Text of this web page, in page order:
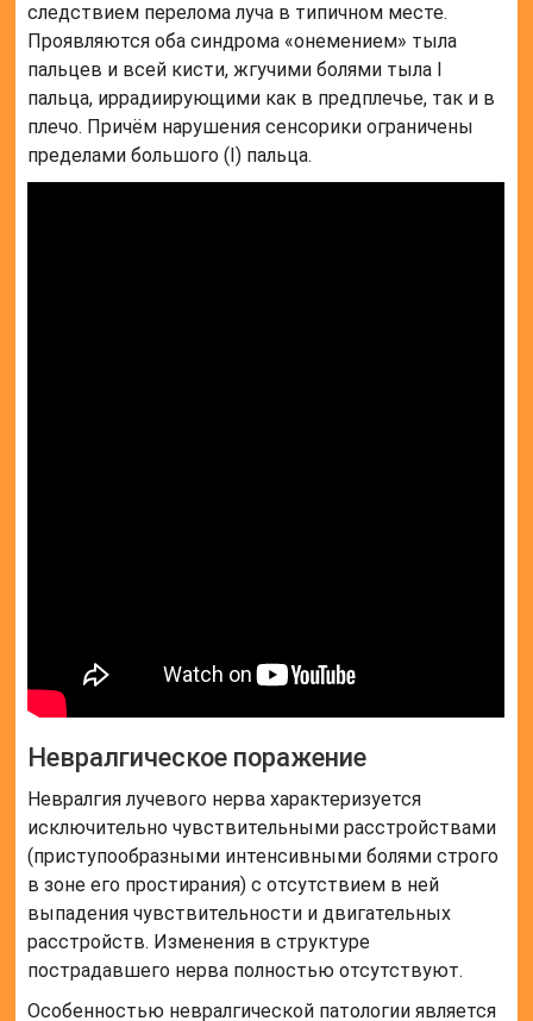
следствием перелома луча в типичном месте.
Проявляются оба синдрома «онемением» тыла
пальцев и всей кисти, жгучими болями тыла I
пальца, иррадиирующими как в предплечье, так и в
плечо. Причём нарушения сенсорики ограничены
пределами большого (I) пальца.
Невралгическое поражение
Невралгия лучевого нерва характеризуется
исключительно чувствительными расстройствами
(приступообразными интенсивными болями строго
в зоне его простирания) с отсутствием в ней
выпадения чувствительности и двигательных
расстройств. Изменения в структуре
пострадавшего нерва полностью отсутствуют.
Особенностью невралгической патологии является